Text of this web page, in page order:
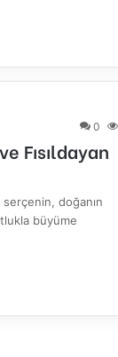
0
Fısıldayan
doğanın
büyüme